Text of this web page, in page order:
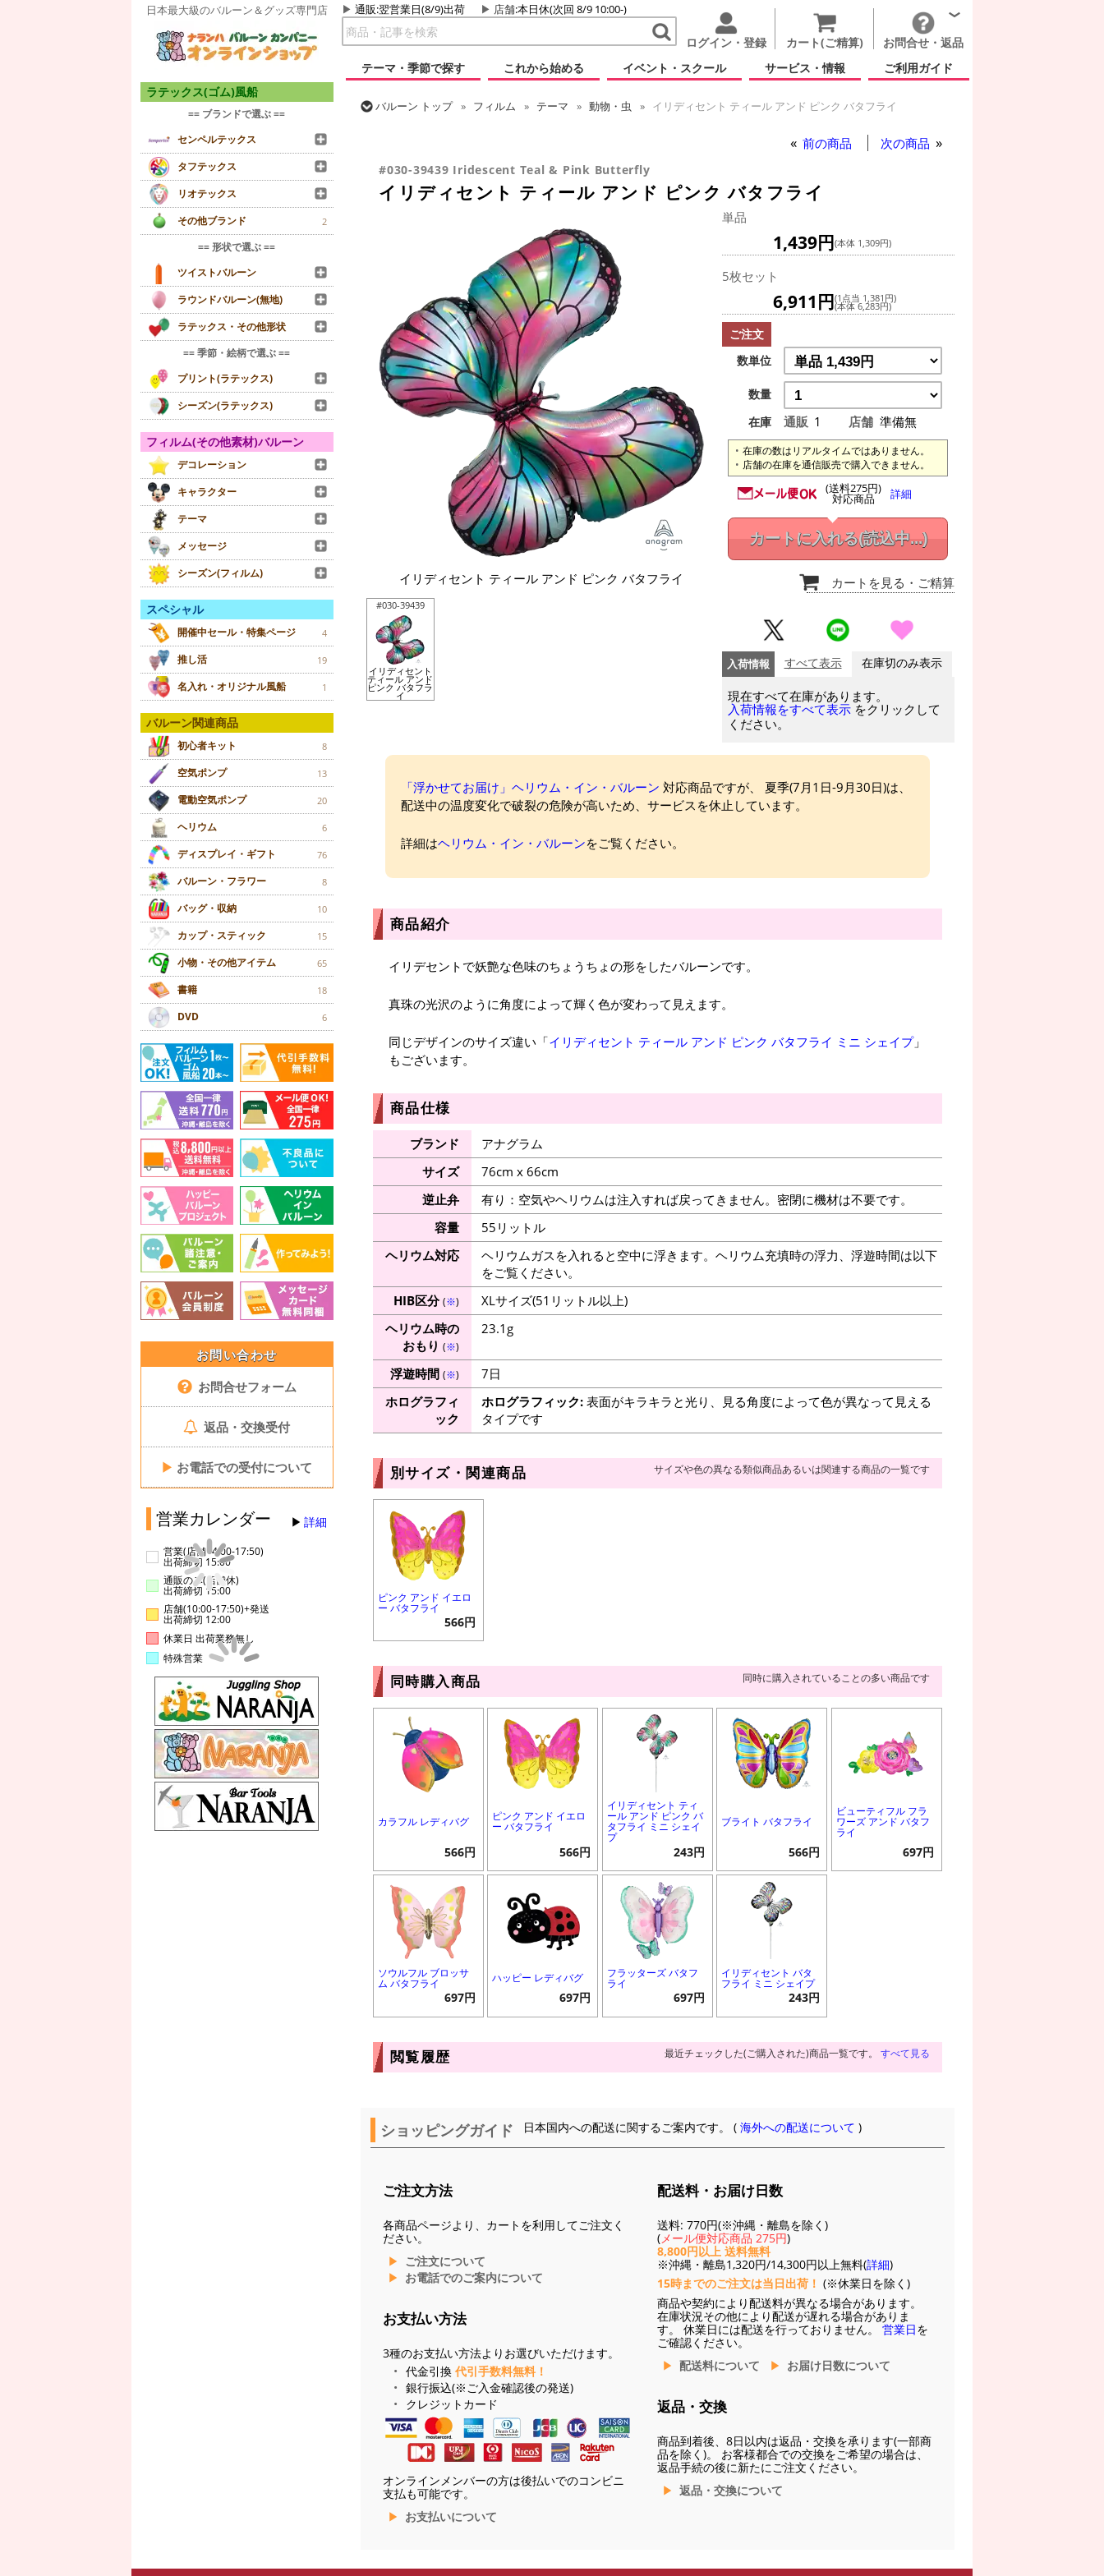
日本最大級のバルーン＆グッズ専門店 通販:翌営業日(8/9)出荷 店舗:本日休(次回 8/9 10:00-)
ログイン・登録 カート(ご精算)
お問合せ・返品
テーマ・季節で探す
これから始める イベント・スクール サービス・情報 ご利用ガイド
ラテックス(ゴム)風船
== ブランドで選ぶ ==
センペルテックス
タフテックス
リオテックス
その他ブランド
2
== 形状で選ぶ ==
ツイストバルーン
ラウンドバルーン(無地)
ラテックス・その他形状
== 季節・絵柄で選ぶ ==
プリント(ラテックス)
シーズン(ラテックス)
フィルム(その他素材)バルーン
デコレーション
キャラクター
テーマ
メッセージ
シーズン(フィルム)
スペシャル
開催中セール・特集ページ 4
推し活 19
名入れ・オリジナル風船 1
バルーン関連商品
初心者キット 8
空気ポンプ 13
電動空気ポンプ 20
ヘリウム 6
ディスプレイ・ギフト 76
バルーン・フラワー 8
バッグ・収納 10
カップ・スティック 15
小物・その他アイテム 65
書籍 18
DVD 6
お問い合わせ
お問合せフォーム
返品・交換受付
▶ お電話での受付について
営業カレンダー 詳細
営業(店舗14:00-17:50)
出荷締切 15:00
通販のみ(店舗休)
出荷締切 15:00
店舗(10:00-17:50)+発送
出荷締切 12:00
休業日 出荷業務無し
特殊営業
バルーン トップ フィルム テーマ 動物・虫
イリディセント ティール アンド ピンク バタフライ
前の商品 次の商品
#030-39439 Iridescent Teal & Pink Butterfly
イリディセント ティール アンド ピンク バタフライ
イリディセント ティール アンド ピンク バタフライ
#030-39439
イリディセント
ティール アンド
ピンク バタフラ
イ
単品
1,439円(本体 1,309円)
5枚セット
6,911円(1点当 1,381円)
(本体 6,283円)
ご注文
数単位
数量
在庫
通販 1 店舗 準備無
在庫の数はリアルタイムではありません。
店舗の在庫を通信販売で購入できません。
(送料275円)
対応商品 詳細
カートに入れる(読込中...)
カートを見る ・ご精算
入荷情報 すべて表示 在庫切のみ表示
現在すべて在庫があります。
入荷情報をすべて表示 をクリックして
ください。
「浮かせてお届け」ヘリウム・イン・バルーン 対応商品ですが、 夏季(7月1日-9月30日)は、
配送中の温度変化で破裂の危険が高いため、サービスを休止しています。
詳細はヘリウム・イン・バルーンをご覧ください。
商品紹介
イリデセントで妖艶な色味のちょうちょの形をしたバルーンです。
真珠の光沢のように角度によって輝く色が変わって見えます。
同じデザインのサイズ違い「イリディセント ティール アンド ピンク バタフライ ミニ シェイプ」
もございます。
商品仕様
ブランド
アナグラム
サイズ
76cm x 66cm
逆止弁
有り：空気やヘリウムは注入すれば戻ってきません。密閉に機材は不要です。
容量
55リットル
ヘリウム対応
ヘリウムガスを入れると空中に浮きます。ヘリウム充填時の浮力、浮遊時間は以下
をご覧ください。
HIB区分(※)
XLサイズ(51リットル以上)
ヘリウム時の
おもり (※)
23.1g
浮遊時間 (※)
7日
ホログラフィ
ック
ホログラフィック:表面がキラキラと光り、見る角度によって色が異なって見える
タイプです
別サイズ・関連商品 サイズや色の異なる類似商品あるいは関連する商品の一覧です
ピンク アンド イエロ
ー バタフライ
566円
同時購入商品 同時に購入されていることの多い商品です
カラフル レディバグ
566円
ピンク アンド イエロ
ー バタフライ
566円
イリディセント ティ
ール アンド ピンク バ
タフライ ミニ シェイ
プ
243円
ブライト バタフライ
566円
ビューティフル フラ
ワーズ アンド バタフ
ライ
697円
ソウルフル ブロッサ
ム バタフライ
697円
ハッピー レディバグ
697円
フラッターズ バタフ
ライ
697円
イリディセント バタ
フライ ミニ シェイプ
243円
閲覧履歴 最近チェックした(ご購入された)商品一覧です。 すべて見る
ショッピングガイド 日本国内への配送に関するご案内です。 (海外への配送について )
ご注文方法
各商品ページより、カートを利用してご注文く
ださい。
ご注文について
お電話でのご案内について
お支払い方法
3種のお支払い方法よりお選びいただけます。
代金引換 代引手数料無料！
銀行振込(※ご入金確認後の発送)
クレジットカード
オンラインメンバーの方は後払いでのコンビニ
支払も可能です。
お支払いについて
配送料・お届け日数
送料: 770円(※沖縄・離島を除く)
( メール便対応商品 275円)
8,800円以上 送料無料
※沖縄・離島1,320円/14,300円以上無料(詳細)
15時までのご注文は当日出荷！ (※休業日を除く)
商品や契約により配送料が異なる場合があります。
在庫状況その他により配送が遅れる場合がありま
す。 休業日には配送を行っておりません。 営業日を
ご確認ください。
配送料について
お届け日数について
返品・交換
商品到着後、8日以内は返品・交換を承ります(一部商
品を除く)。 お客様都合での交換をご希望の場合は、
返品手続の後に新たにご注文ください。
返品・交換について